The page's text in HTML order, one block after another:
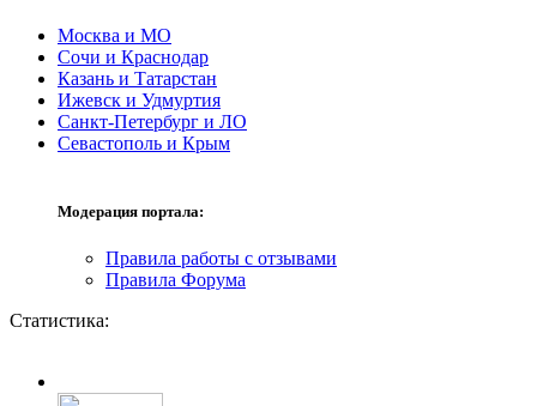
Москва и МО
Сочи и Краснодар
Казань и Татарстан
Ижевск и Удмуртия
Санкт-Петербург и ЛО
Севастополь и Крым
Модерация портала:
Правила работы с отзывами
Правила Форума
Статистика: